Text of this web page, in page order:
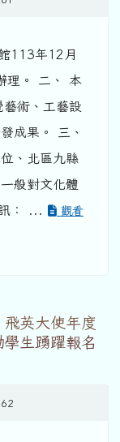
113年12月
理。 二、 本
術、工藝設
成果。 三、
、北區九縣
般對文化體
： ...
觀看
英大使年度
生踴躍報名